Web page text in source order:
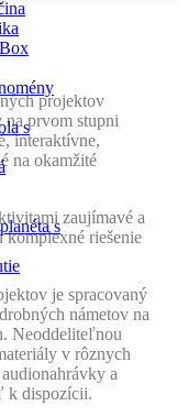
s
s
projektov
prvom stupni
interaktívne,
na okamžité
zaujímavé a
komplexné riešenie
je spracovaný
námetov na
Neoddeliteľnou
v rôznych
a
k dispozícii.